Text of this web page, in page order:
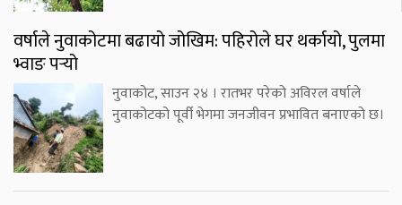
वर्षाले नुवाकोटमा बढायो जोखिम: पहिरोले घर थर्कायो, पुलमा
भ्वाङ पर्‍यो
नुवाकोट, साउन २४ । रातभर परेको अविरल वर्षाले
नुवाकोटको पूर्वी भेगमा जनजीवन प्रभावित बनाएको छ।